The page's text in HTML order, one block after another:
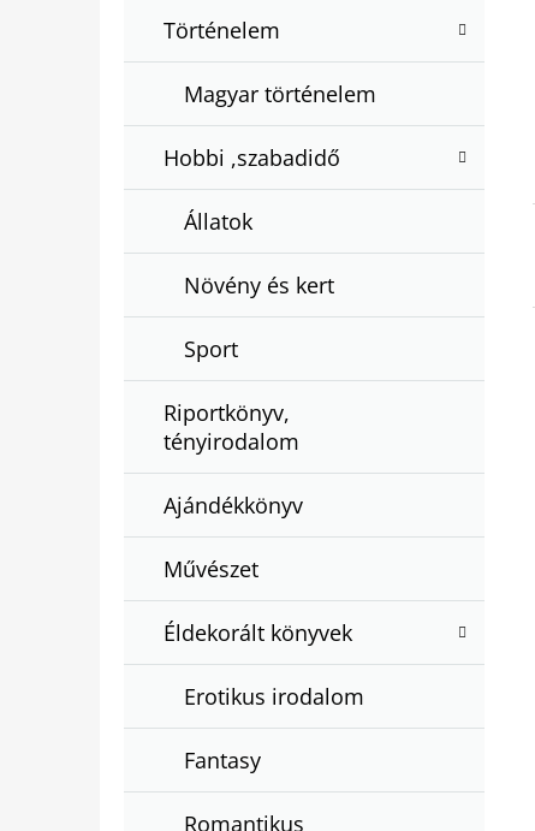
Történelem
Magyar történelem
Hobbi ,szabadidő
Állatok
Növény és kert
Sport
Riportkönyv,
tényirodalom
Ajándékkönyv
Művészet
Éldekorált könyvek
Erotikus irodalom
Fantasy
Romantikus